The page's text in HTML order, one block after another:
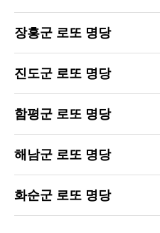
장흥군 로또 명당
진도군 로또 명당
함평군 로또 명당
해남군 로또 명당
화순군 로또 명당